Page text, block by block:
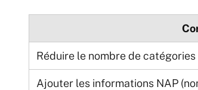
Réduire le nombre de
Ajouter les informations NAP